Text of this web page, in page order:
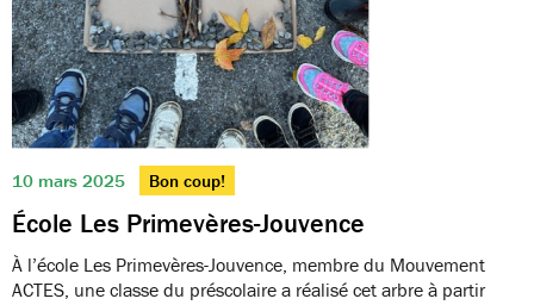
10 mars 2025 Bon coup!
École Les Primevères-Jouvence
À l’école Les Primevères-Jouvence, membre du Mouvement
ACTES, une classe du préscolaire a réalisé cet arbre à partir